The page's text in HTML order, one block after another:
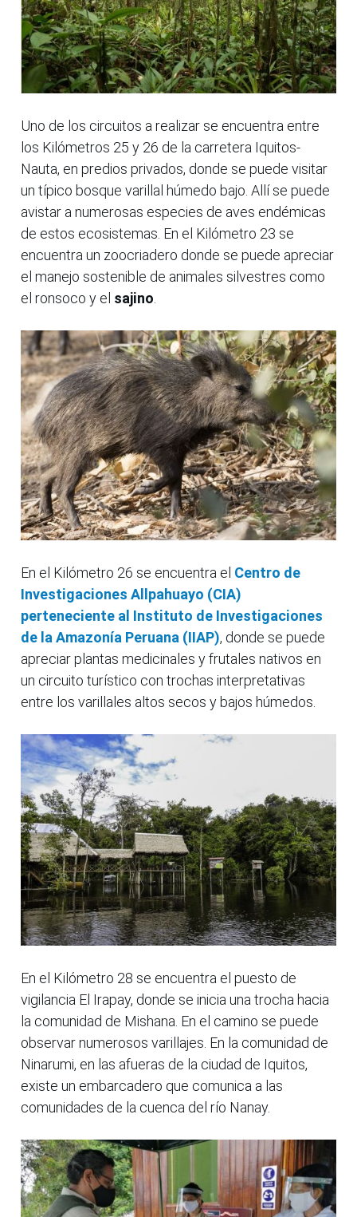
Uno de los circuitos a realizar se encuentra entre
los Kilómetros 25 y 26 de la carretera Iquitos-
Nauta, en predios privados, donde se puede visitar
un típico bosque varillal húmedo bajo. Allí se puede
avistar a numerosas especies de aves endémicas
de estos ecosistemas. En el Kilómetro 23 se
encuentra un zoocriadero donde se puede apreciar
el manejo sostenible de animales silvestres como
el ronsoco y el sajino
En el Kilómetro 26 se encuentra el Centro de
Investigaciones Allpahuayo (CIA)
perteneciente al Instituto de Investigaciones
de la Amazonía Peruana (IIAP), donde se puede
apreciar plantas medicinales y frutales nativos en
un circuito turístico con trochas interpretativas
entre los varillales altos secos y bajos húmedos.
En el Kilómetro 28 se encuentra el puesto de
vigilancia El Irapay, donde se inicia una trocha hacia
la comunidad de Mishana. En el camino se puede
observar numerosos varillajes. En la comunidad de
Ninarumi, en las afueras de la ciudad de Iquitos,
existe un embarcadero que comunica a las
comunidades de la cuenca del río Nanay.